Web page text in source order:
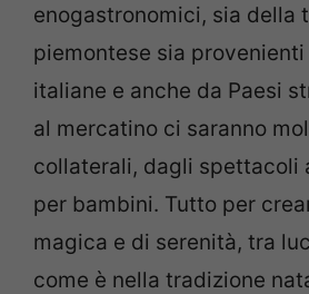
enogastronomici, sia della
piemontese sia
italiane e anche da Paesi
al mercatino ci saranno
collaterali, dagli spettacoli
per bambini. Tutto per
magica e di serenità, tra
come è nella tradizione